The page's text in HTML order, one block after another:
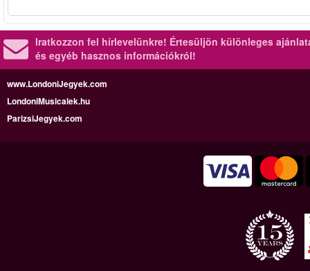
Iratkozzon fel hírlevelünkre! Értesüljön különleges
és egyéb hasznos információkról!
www.LondoniJegyek.com
LondoniMusicalek.hu
ParizsiJegyek.com